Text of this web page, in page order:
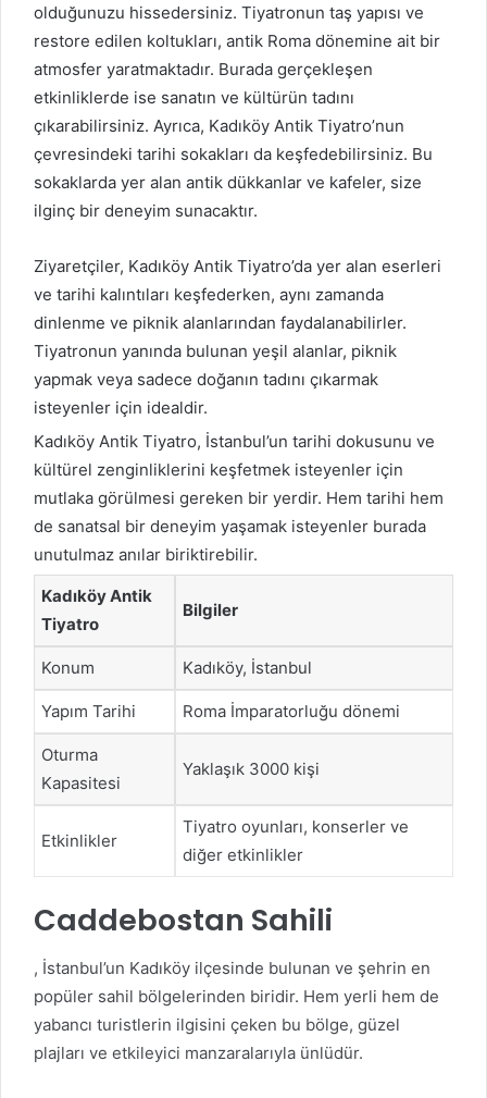
olduğunuzu hissedersiniz. Tiyatronun taş yapısı ve
restore edilen koltukları, antik Roma dönemine ait bir
atmosfer yaratmaktadır. Burada gerçekleşen
etkinliklerde ise sanatın ve kültürün tadını
çıkarabilirsiniz. Ayrıca, Kadıköy Antik Tiyatro’nun
çevresindeki tarihi sokakları da keşfedebilirsiniz. Bu
sokaklarda yer alan antik dükkanlar ve kafeler, size
ilginç bir deneyim sunacaktır.
Ziyaretçiler, Kadıköy Antik Tiyatro’da yer alan eserleri
ve tarihi kalıntıları keşfederken, aynı zamanda
dinlenme ve piknik alanlarından faydalanabilirler.
Tiyatronun yanında bulunan yeşil alanlar, piknik
yapmak veya sadece doğanın tadını çıkarmak
isteyenler için idealdir.
Kadıköy Antik Tiyatro, İstanbul’un tarihi dokusunu ve
kültürel zenginliklerini keşfetmek isteyenler için
mutlaka görülmesi gereken bir yerdir. Hem tarihi hem
de sanatsal bir deneyim yaşamak isteyenler burada
unutulmaz anılar biriktirebilir.
Kadıköy Antik
Tiyatro
Bilgiler
Konum Kadıköy, İstanbul
Yapım Tarihi Roma İmparatorluğu dönemi
Oturma
Kapasitesi
Yaklaşık 3000 kişi
Etkinlikler
Tiyatro oyunları, konserler ve
diğer etkinlikler
Caddebostan Sahili
, İstanbul’un Kadıköy ilçesinde bulunan ve şehrin en
popüler sahil bölgelerinden biridir. Hem yerli hem de
yabancı turistlerin ilgisini çeken bu bölge, güzel
plajları ve etkileyici manzaralarıyla ünlüdür.